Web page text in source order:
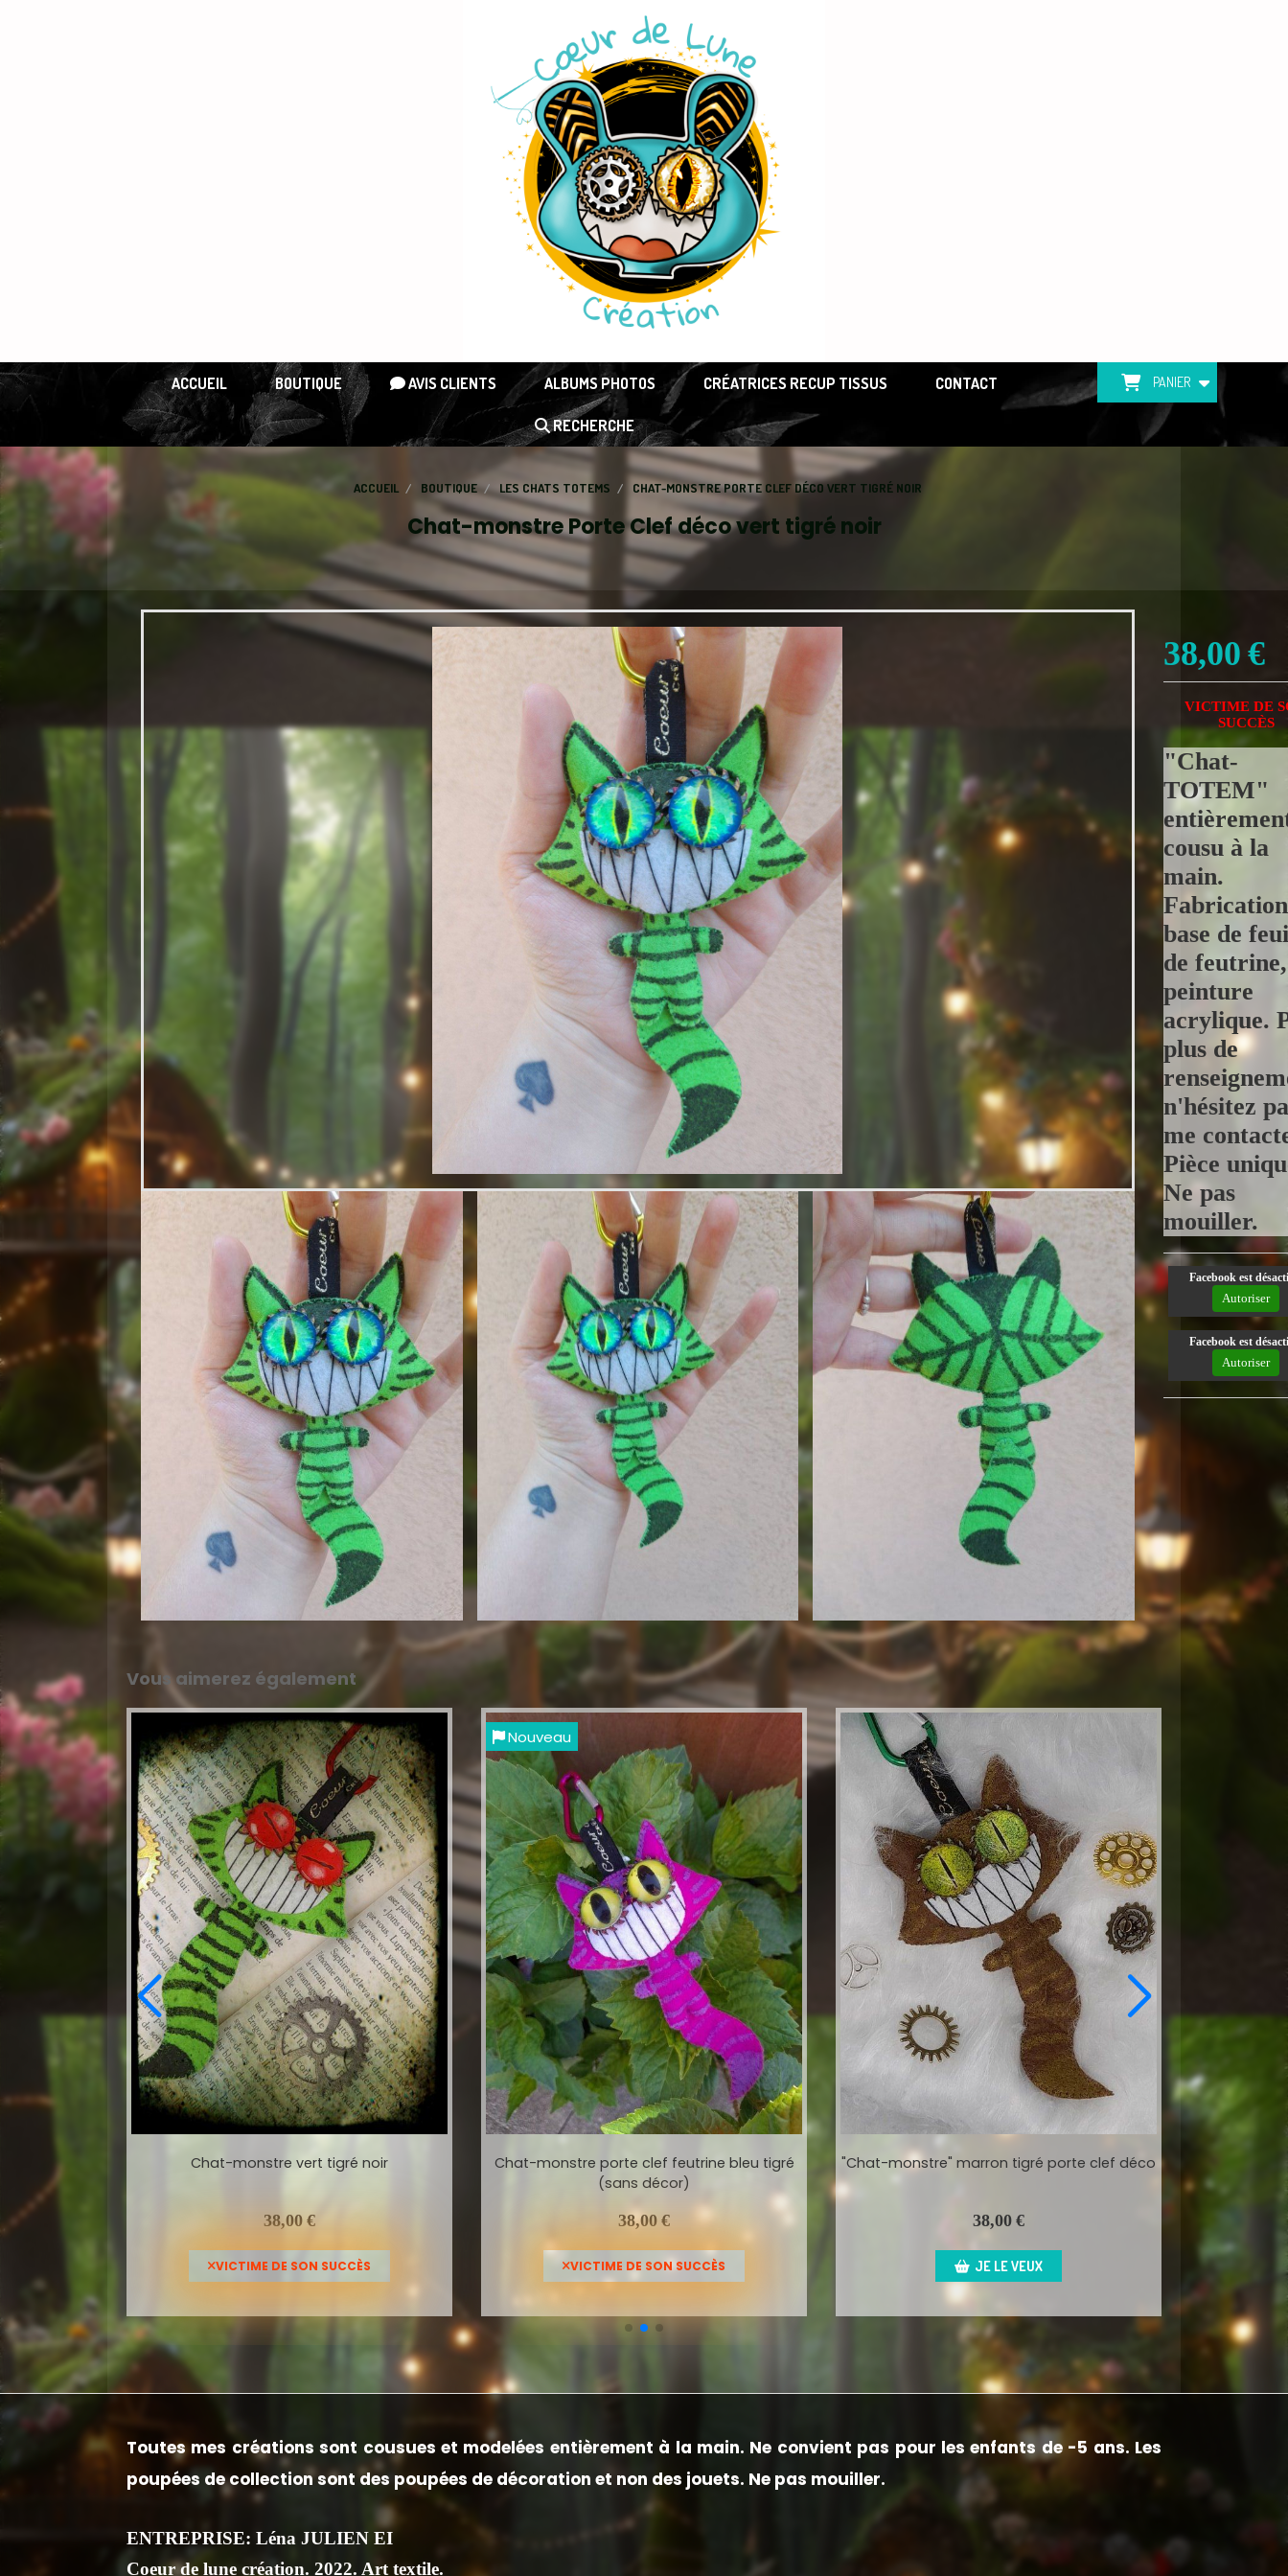
ACCUEIL BOUTIQUE AVIS CLIENTS ALBUMS PHOTOS CRÉATRICES RECUP TISSUS CONTACT
RECHERCHE
PANIER
ACCUEIL BOUTIQUE LES CHATS TOTEMS CHAT-MONSTRE PORTE CLEF DÉCO VERT TIGRÉ NOIR
Chat-monstre Porte Clef déco vert tigré noir
38,00 €
VICTIME DE
SUCCÈS
"Chat-
TOTEM"
cousu à la
main.
base de
de feutrine,
peinture
acrylique.
plus de
n'hésitez
me
Pièce
Ne pas
mouiller.
Facebook est
Autoriser
Facebook est
Autoriser
Vous aimerez également
Chat-monstre porte clef feutrine bleu tigré
38,00 €
VICTIME DE SON SUCCÈS
Nouveau
"Chat-monstre" marron tigré porte clef déco
38,00 €
JE LE VEUX
Chat-monstre vert tigré noir
38,00 €
VICTIME DE SON SUCCÈS
Toutes mes créations sont cousues et modelées entièrement à la main. Ne convient pas pour les enfants de -5 ans. Les
poupées de collection sont des poupées de décoration et non des jouets. Ne pas mouiller.
ENTREPRISE: Léna JULIEN EI
Coeur de lune création. 2022. Art textile.